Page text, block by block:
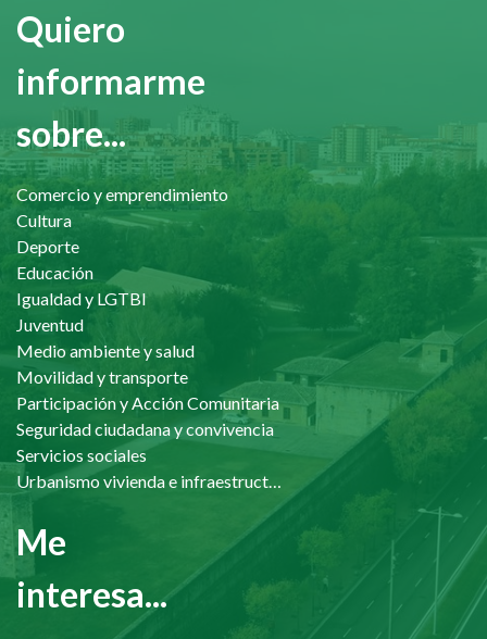
Quiero
informarme
sobre...
Comercio y emprendimiento
Cultura
Deporte
Educación
Igualdad y LGTBI
Juventud
Medio ambiente y salud
Movilidad y transporte
Participación y Acción Comunitaria
Seguridad ciudadana y convivencia
Servicios sociales
Urbanismo vivienda e infraestructuras
Me
interesa...